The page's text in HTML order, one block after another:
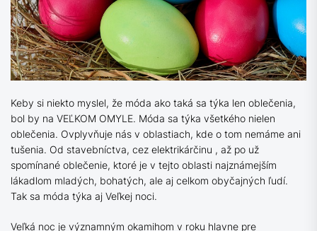
Keby si niekto myslel, že móda ako taká sa týka len oblečenia,
bol by na VEĽKOM OMYLE. Móda sa týka všetkého nielen
oblečenia. Ovplyvňuje nás v oblastiach, kde o tom nemáme ani
tušenia. Od stavebníctva, cez elektrikárčinu , až po už
spomínané oblečenie, ktoré je v tejto oblasti najznámejším
lákadlom mladých, bohatých, ale aj celkom obyčajných ľudí.
Tak sa móda týka aj Veľkej noci.
Veľká noc je významným okamihom v roku hlavne pre